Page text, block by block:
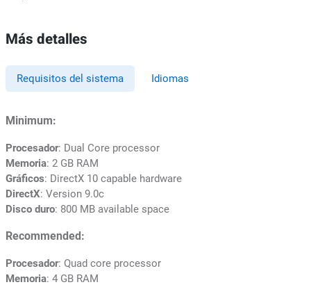
Más detalles
Requisitos del sistema Idiomas
Minimum:
Procesador: Dual Core processor
Memoria: 2 GB RAM
Gráficos: DirectX 10 capable hardware
DirectX: Version 9.0c
Disco duro: 800 MB available space
Recommended:
Procesador: Quad core processor
Memoria: 4 GB RAM